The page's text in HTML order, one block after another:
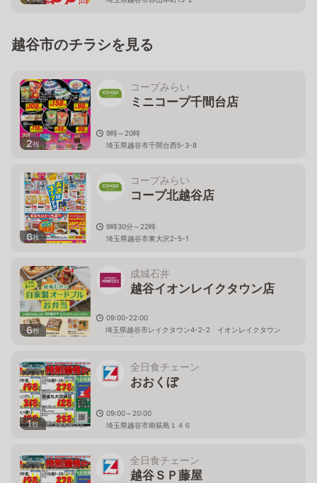
越谷市のチラシを見る
2枚
コープみらい
ミニコープ千間台店
9時～20時
埼玉県越谷市千間台西5-3-8
6枚
コープみらい
コープ北越谷店
9時30分～22時
埼玉県越谷市東大沢2-5-1
6枚
成城石井
越谷イオンレイクタウン店
09:00-22:00
埼玉県越谷市レイクタウン4-2-2 イオンレイクタウン
KAZE 1F
1枚
全日食チェーン
おおくぼ
09:00～20:00
埼玉県越谷市南荻島１４６
全日食チェーン
越谷ＳＰ藤屋